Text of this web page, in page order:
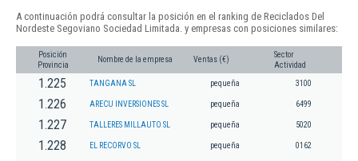
A continuación podrá consultar la posición en el ranking de Reciclados Del
Nordeste Segoviano Sociedad Limitada. y empresas con posiciones similares:
Posición
Provincia
Nombre de la empresa Ventas (€)
Sector
Actividad
1.225 TANGANA SL pequeña 3100
1.226 ARECU INVERSIONES SL pequeña 6499
1.227 TALLERES MILLAUTO SL pequeña 5020
1.228 EL RECORVO SL pequeña 0162